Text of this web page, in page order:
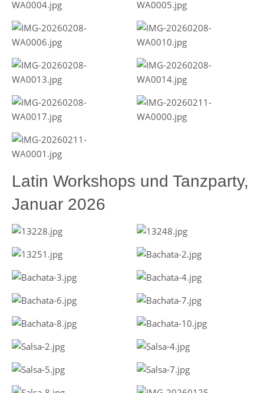
Latin Workshops und Tanzparty,
Januar 2026